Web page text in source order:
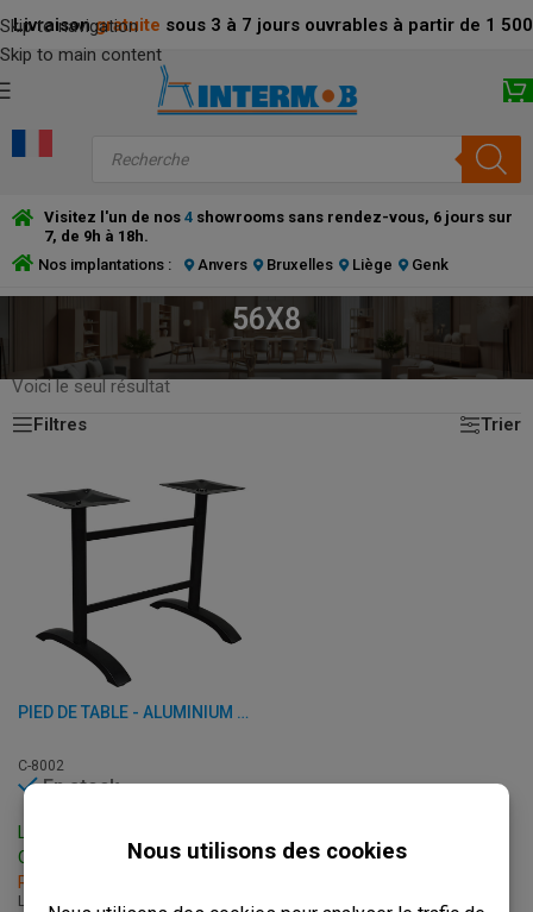
Skip to navigation
Skip to main content
Livraison gratuite sous 3 à 7 jours ouvrables à partir de 1
Visitez l'un de nos 4 showrooms sans rendez-vous, 6 jours sur
7, de 9h à 18h.
Nos implantations :
Anvers Bruxelles Liège Genk
56X8
ACCUEIL/PRODUCT DIMENSIONS DE LA PLAQUE DE FOND (CM)/56X8
Voici le seul résultat
Filtres
Trier
PIED DE TABLE - ALUMINIUM - 56 X 8 X H 72 CM
C-8002
En stock
Livraison: 3 - 7 Jours
Ouvrables
Retrait sous 2h
L: 56 x P: 8 x H: 72 cm